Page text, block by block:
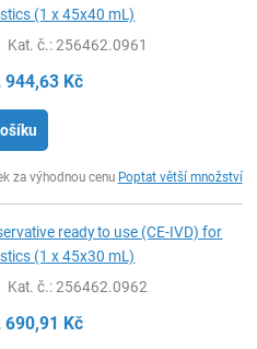
(1 x 45x40 mL)
Kat. č.: 256462.0961
944,63 Kč
za výhodnou cenu Poptat větší množství
ready to use (CE-IVD) for
(1 x 45x30 mL)
Kat. č.: 256462.0962
690,91 Kč